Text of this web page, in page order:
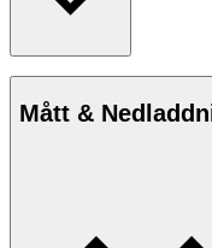
Läs mer
Den danske
vara en av de mest
genom tiderna, känd för
och sin kompromisslösa
nästan 500 stolar under
Läs mer om Hans J. Wegner
Mått &